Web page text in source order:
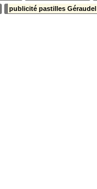
publicité pastilles Géraudel